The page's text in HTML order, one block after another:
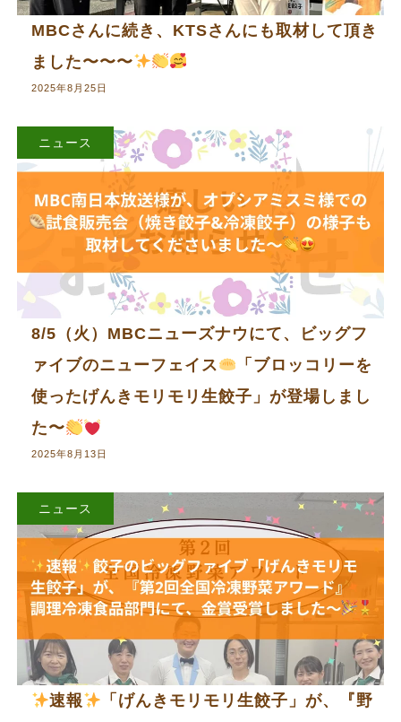
MBCさんに続き、KTSさんにも取材して頂き
ました〜〜〜
2025年8月25日
ニュース
8/5（火）MBCニューズナウにて、ビッグフ
ァイブのニューフェイス
「ブロッコリーを
使ったげんきモリモリ生餃子」が登場しまし
た〜
2025年8月13日
ニュース
速報
「げんきモリモリ生餃子」が、『野